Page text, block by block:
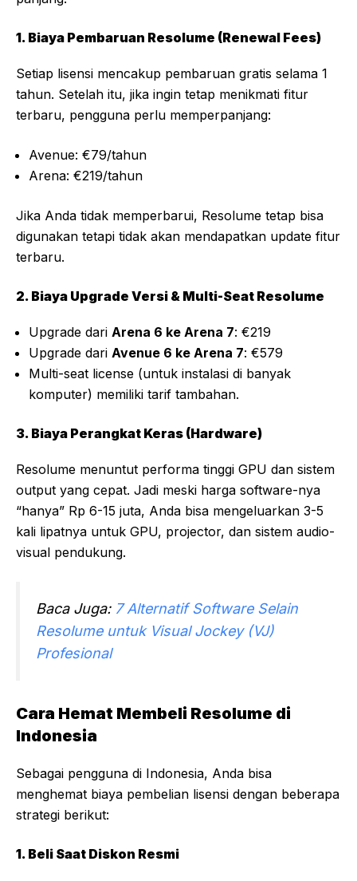
1. Biaya Pembaruan Resolume (Renewal Fees)
Setiap lisensi mencakup pembaruan gratis selama 1
tahun. Setelah itu, jika ingin tetap menikmati fitur
terbaru, pengguna perlu memperpanjang:
Avenue: €79/tahun
Arena: €219/tahun
Jika Anda tidak memperbarui, Resolume tetap bisa
digunakan tetapi tidak akan mendapatkan update fitur
terbaru.
2. Biaya Upgrade Versi & Multi-Seat Resolume
Upgrade dari Arena 6 ke Arena 7: €219
Upgrade dari Avenue 6 ke Arena 7: €579
Multi-seat license (untuk instalasi di banyak
komputer) memiliki tarif tambahan.
3. Biaya Perangkat Keras (Hardware)
Resolume menuntut performa tinggi GPU dan sistem
output yang cepat. Jadi meski harga software-nya
“hanya” Rp 6-15 juta, Anda bisa mengeluarkan 3-5
kali lipatnya untuk GPU, projector, dan sistem audio-
visual pendukung.
Baca Juga: 7 Alternatif Software Selain
Resolume untuk Visual Jockey (VJ)
Profesional
Cara Hemat Membeli Resolume di
Indonesia
Sebagai pengguna di Indonesia, Anda bisa
menghemat biaya pembelian lisensi dengan beberapa
strategi berikut:
1. Beli Saat Diskon Resmi